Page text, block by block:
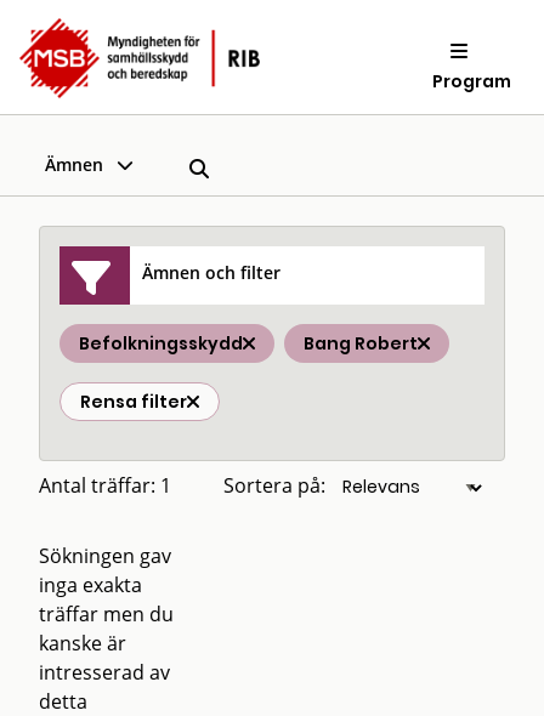
Program
Ämnen
Ämnen och filter
Befolkningsskydd Bang Robert
Rensa filter
Antal träffar: 1 Sortera på:
Sökningen gav
inga exakta
träffar men du
kanske är
intresserad av
detta